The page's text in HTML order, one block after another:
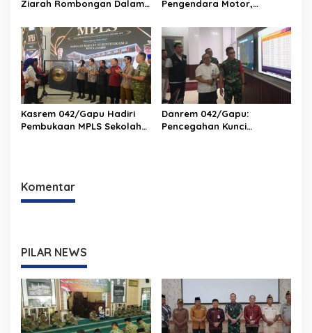
Ziarah Rombongan Dalam
XX/Tuanku Imam Bonjol
Pengendara Motor,
Bantah Kabar Keterlibatan
TNI
Kasrem 042/Gapu Hadiri
Pembukaan MPLS Sekolah
Danrem 042/Gapu:
Pencegahan Kunci
Komentar
PILAR NEWS